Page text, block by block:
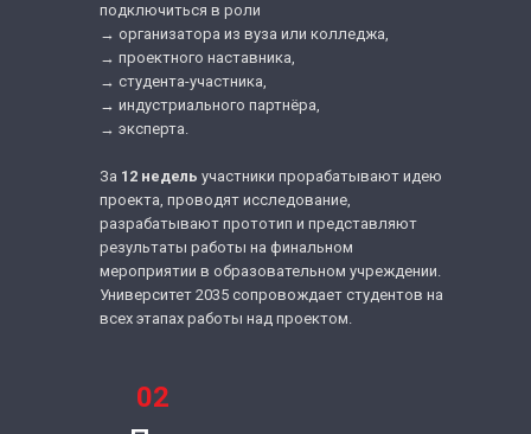
подключиться в роли
→ организатора из вуза или колледжа,
→ проектного наставника,
→ студента-участника,
→ индустриального партнёра,
→ эксперта.
За 12 недель участники прорабатывают идею
проекта, проводят исследование,
разрабатывают прототип и представляют
результаты работы на финальном
мероприятии в образовательном учреждении.
Университет 2035 сопровождает студентов на
всех этапах работы над проектом.
02